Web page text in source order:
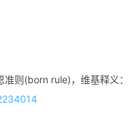
准则(born rule)，维基释义：